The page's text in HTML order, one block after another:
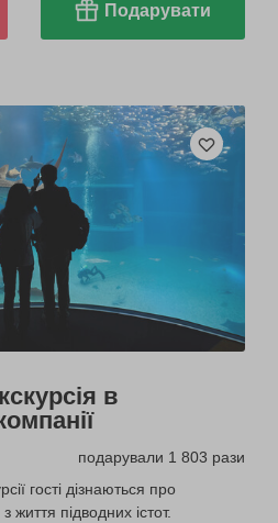
Подарувати
в
подарували 1 803 рази
гості дізнаються про
життя підводних істот.